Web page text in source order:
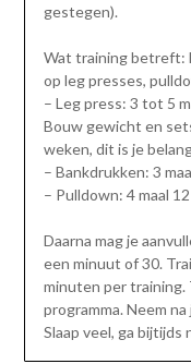
gestegen).
Wat training betreft:
op leg presses,
– Leg press: 3 tot 5
Bouw gewicht en
weken, dit is je
– Bankdrukken: 3
– Pulldown: 4 maal
Daarna mag je
een minuut of 30.
minuten per training.
programma. Neem
Slaap veel, ga bijtijds